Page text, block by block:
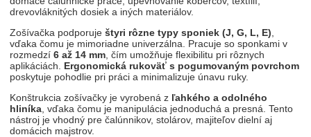
drevovláknitých dosiek a iných materiálov.
Zošívačka podporuje štyri rôzne typy sponiek (J, G, L, E)
vďaka čomu je mimoriadne univerzálna. Pracuje so sponkami v
rozmedzí 6 až 14 mm , čím umožňuje flexibilitu pri rôznych
aplikáciách. Ergonomická rukoväť s pogumovaným povrchom
poskytuje pohodlie pri práci a minimalizuje únavu ruky.
Konštrukcia zošívačky je vyrobená z ľahkého a odolného
hliníka , vďaka čomu je manipulácia jednoduchá a presná. Tento
nástroj je vhodný pre čalúnnikov, stolárov, majiteľov dielní aj
domácich majstrov.